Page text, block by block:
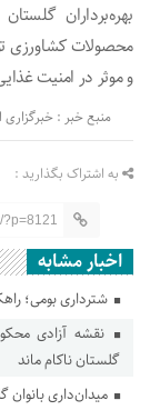
محصولات کشاورزی
و موثر در امنیت
منبع خبر : خبرگزاری
به اشتراک بگذارید :
?p=8121
اخبار مشابه
شترداری بومی؛
گلستان ناکام ماند
میدان‌داری